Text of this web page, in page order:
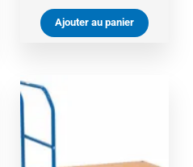
Ajouter au panier